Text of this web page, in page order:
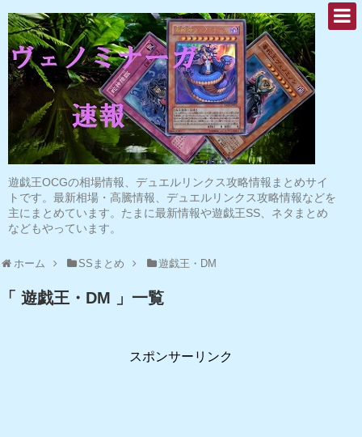
遊戯王OCGの相場情報、デュエルリンクス攻略情報まとめサイ
トです。最新相場・高騰情報、デュエルリンクス攻略情報などを
主にまとめています。たまに最新情報や遊戯王SS、ネタまとめ
などもやっています。
ホーム SSまとめ 遊戯王・DM
「 遊戯王・DM 」一覧
スポンサーリンク